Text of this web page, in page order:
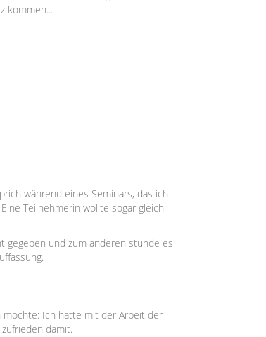
kommen...
während eines Seminars, das ich
Teilnehmerin wollte sogar gleich
gegeben und zum anderen stünde es
möchte: Ich hatte mit der Arbeit der
damit.